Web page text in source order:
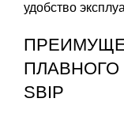
удобство
ПЛАВНОГО
SBIP